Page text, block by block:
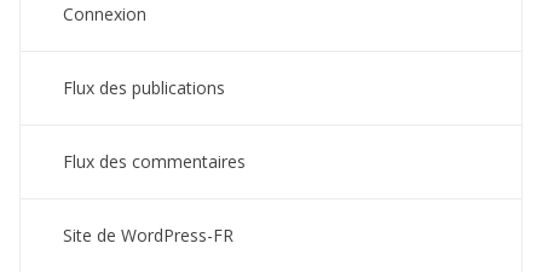
Connexion
Flux des publications
Flux des commentaires
Site de WordPress-FR